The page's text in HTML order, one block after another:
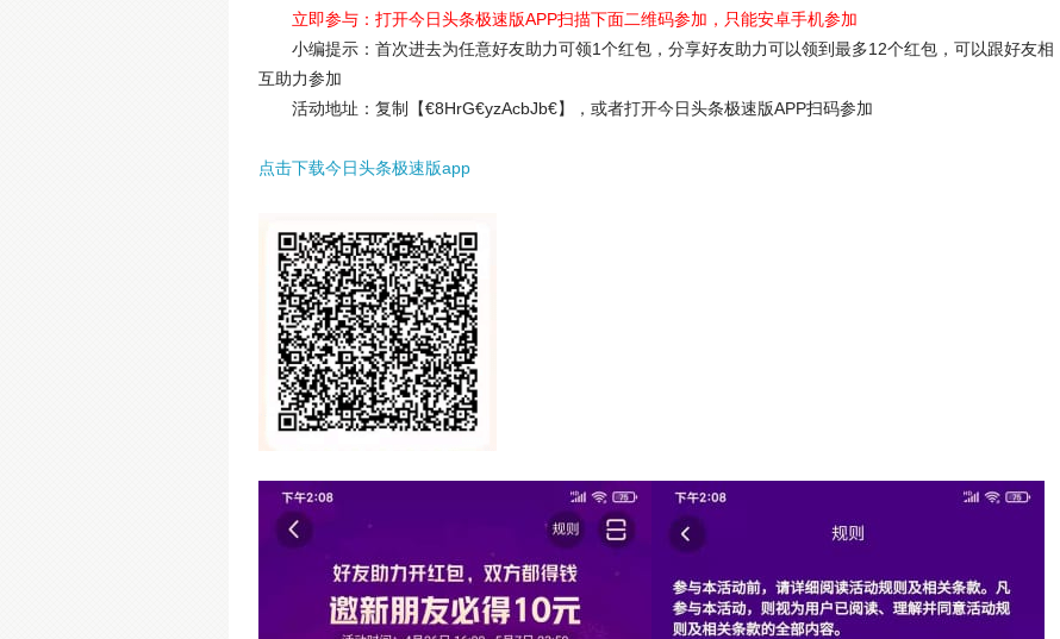
立即参与：打开今日头条极速版APP扫描下面二维码参加，只能安卓手机参加
小编提示：首次进去为任意好友助力可领1个红包，分享好友助力可以领到最多12个红包，可以跟好友相
互助力参加
活动地址：复制【€8HrG€yzAcbJb€】，或者打开今日头条极速版APP扫码参加
点击下载今日头条极速版app